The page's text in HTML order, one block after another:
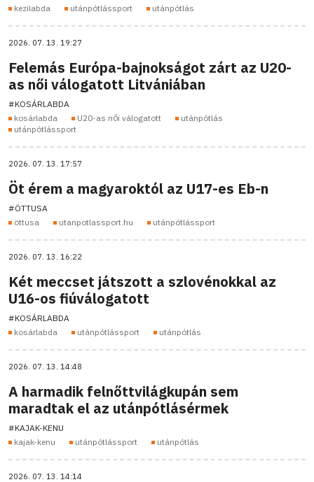
kezilabda
utánpótlássport utánpótlás
2026. 07. 13. 19:27
Felemás Európa-bajnokságot zárt az U20-
as női válogatott Litvániában
#KOSÁRLABDA
kosárlabda
U20-as női válogatott
utánpótlás
utánpótlássport
2026. 07. 13. 17:57
Öt érem a magyaroktól az U17-es Eb-n
#ÖTTUSA
öttusa
utanpotlassport.hu utánpótlássport
2026. 07. 13. 16:22
Két meccset játszott a szlovénokkal az
U16-os fiúválogatott
#KOSÁRLABDA
kosárlabda
utánpótlássport utánpótlás
2026. 07. 13. 14:48
A harmadik felnőttvilágkupán sem
maradtak el az utánpótlásérmek
#KAJAK-KENU
kajak-kenu
utánpótlássport utánpótlás
2026. 07. 13. 14:14